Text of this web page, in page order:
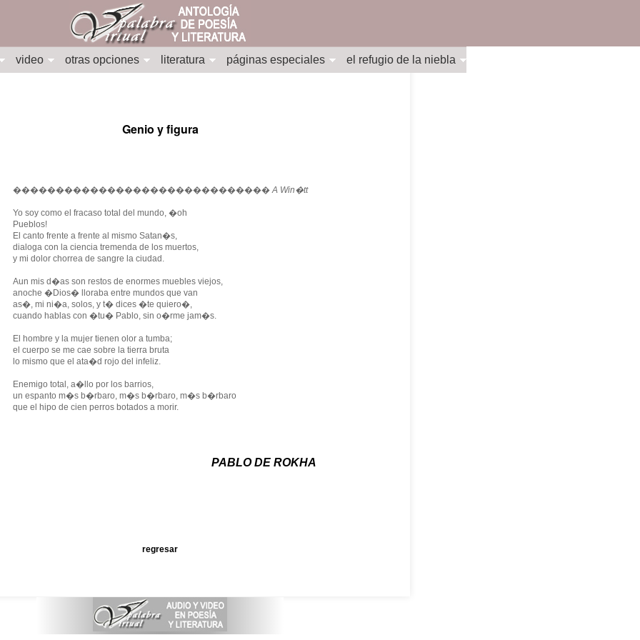
video otras opciones literatura páginas especiales el refugio de la niebla
Genio y figura
������������������������������A Win�tt
Yo soy como el fracaso total del mundo, �oh
Pueblos!
El canto frente a frente al mismo Satan�s,
dialoga con la ciencia tremenda de los muertos,
y mi dolor chorrea de sangre la ciudad.
Aun mis d�as son restos de enormes muebles viejos,
anoche �Dios� lloraba entre mundos que van
as�, mi ni�a, solos, y t� dices �te quiero�,
cuando hablas con �tu� Pablo, sin o�rme jam�s.
El hombre y la mujer tienen olor a tumba;
el cuerpo se me cae sobre la tierra bruta
lo mismo que el ata�d rojo del infeliz.
Enemigo total, a�llo por los barrios,
un espanto m�s b�rbaro, m�s b�rbaro, m�s b�rbaro
que el hipo de cien perros botados a morir.
PABLO DE ROKHA
regresar